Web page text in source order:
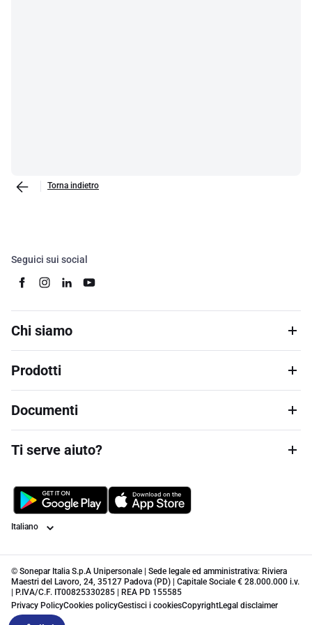
Torna indietro
Seguici sui social
Chi siamo
Prodotti
Documenti
Ti serve aiuto?
Lingua
© Sonepar Italia S.p.A Unipersonale | Sede legale ed amministrativa: Riviera
Maestri del Lavoro, 24, 35127 Padova (PD) | Capitale Sociale € 28.000.000 i.v.
| P.IVA/C.F. IT00825330285 | REA PD 155585
Privacy PolicyCookies policyGestisci i cookiesCopyrightLegal disclaimer